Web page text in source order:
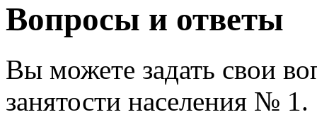
Вопросы и ответы
Вы можете задать свои
занятости населения № 1.